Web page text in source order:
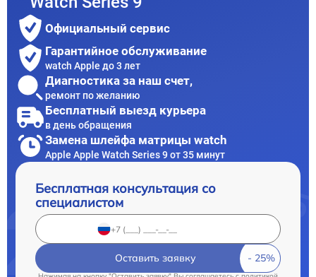
Официальный сервис
Гарантийное обслуживание
watch Apple до 3 лет
Диагностика за наш счет,
ремонт по желанию
Бесплатный выезд курьера
в день обращения
Замена шлейфа матрицы watch
Apple Apple Watch Series 9 от 35 минут
Бесплатная консультация со
специалистом
Оставить заявку